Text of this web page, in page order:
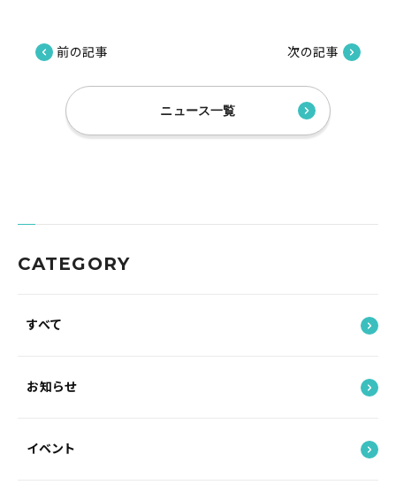
前の記事
ニュース一覧
次の記事
CATEGORY
すべて
お知らせ
イベント